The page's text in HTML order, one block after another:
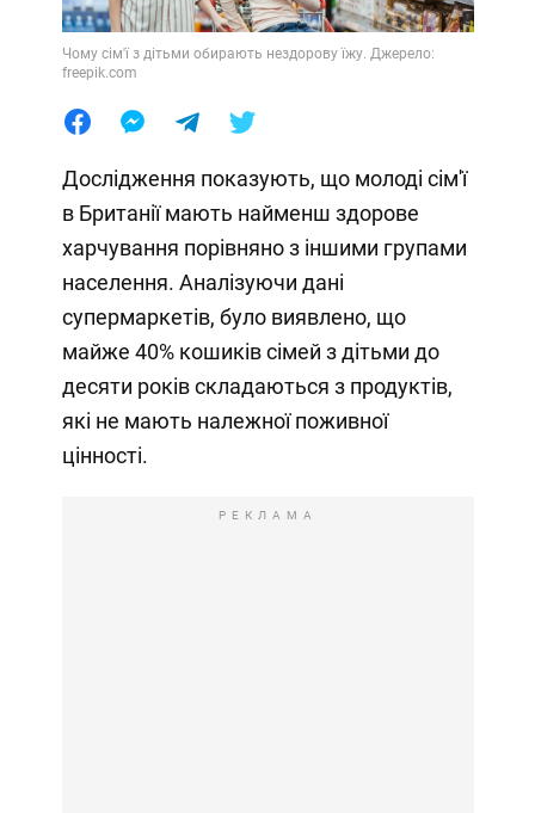
Чому сім'ї з дітьми обирають нездорову їжу. Джерело:
freepik.com
Дослідження показують, що молоді сім'ї
в Британії мають найменш здорове
харчування порівняно з іншими групами
населення. Аналізуючи дані
супермаркетів, було виявлено, що
майже 40% кошиків сімей з дітьми до
десяти років складаються з продуктів,
які не мають належної поживної
цінності.
РЕКЛАМА